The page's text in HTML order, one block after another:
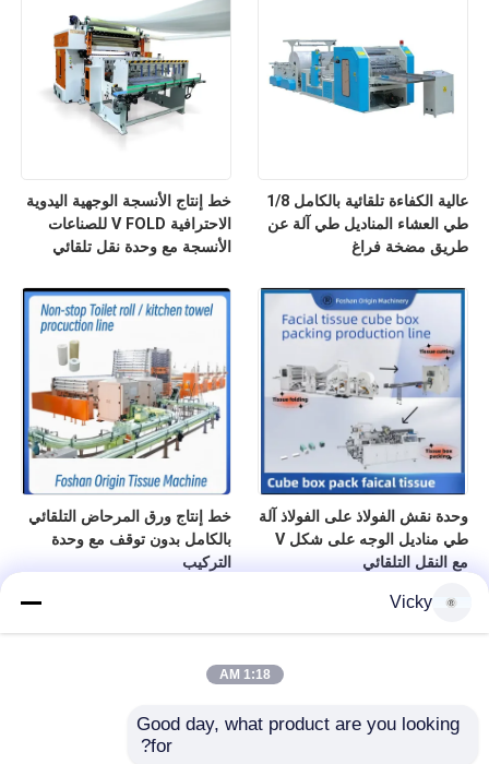
خط إنتاج الأنسجة الوجهية اليدوية
الاحترافية V FOLD للصناعات
الأنسجة مع وحدة نقل تلقائي
عالية الكفاءة تلقائية بالكامل 1/8
طي العشاء المناديل طي آلة عن
طريق مضخة فراغ
خط إنتاج ورق المرحاض التلقائي
بالكامل بدون توقف مع وحدة
التركيب
وحدة نقش الفولاذ على الفولاذ آلة
طي مناديل الوجه على شكل V
مع النقل التلقائي
Vicky
1:18 AM
Good day, what product are you looking
for?